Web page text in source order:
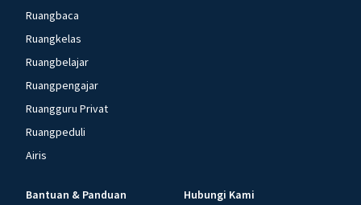
Ruangbaca
Ruangkelas
Ruangbelajar
Ruangpengajar
Ruangguru Privat
Ruangpeduli
Airis
Bantuan & Panduan Hubungi Kami